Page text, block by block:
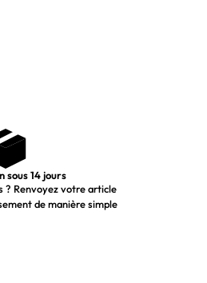
sous 14 jours
? Renvoyez votre article
de manière simple